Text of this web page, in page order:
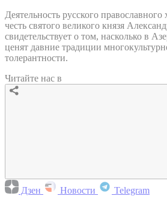
Деятельность русского
честь святого великого князя
свидетельствует о том, насколько в
ценят давние традиции
толерантности.
Читайте нас в
Дзен Новости Telegram